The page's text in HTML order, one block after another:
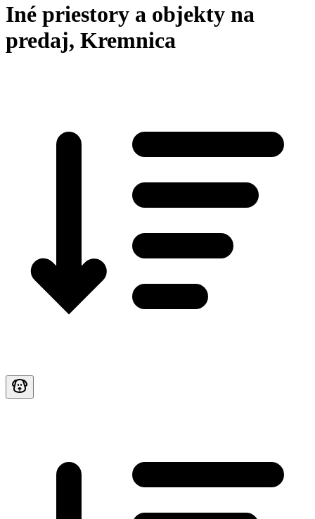
Iné priestory a objekty na
predaj, Kremnica